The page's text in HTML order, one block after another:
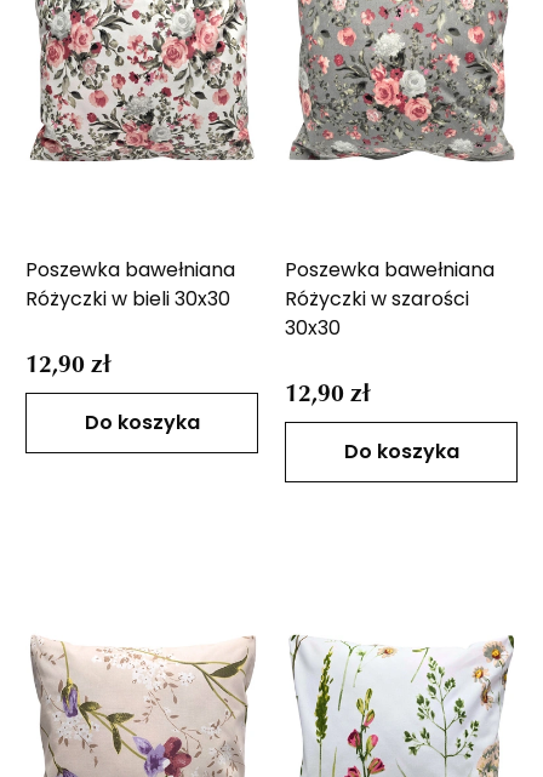
Poszewka bawełniana
Różyczki w bieli 30x30
12,90 zł
Do koszyka
Poszewka bawełniana
Różyczki w szarości
30x30
12,90 zł
Do koszyka